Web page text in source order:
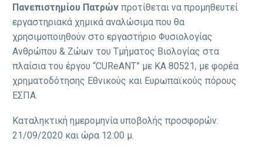
Πανεπιστημίου Πατρών προτίθεται να προμηθευτεί
εργαστηριακά χημικά αναλώσιμα που θα
χρησιμοποιηθούν στο εργαστήριο Φυσιολογίας
Ανθρώπου & Zώων του Τμήματος Βιολογίας στα
πλαίσια του έργου “CUReANT” με KA 80521, με φορέα
χρηματοδότησης Εθνικούς και Ευρωπαϊκούς πόρους
ΕΣΠΑ.
Καταληκτική ημερομηνία υποβολής προσφορών:
21/09/2020 και ώρα 12:00 μ.